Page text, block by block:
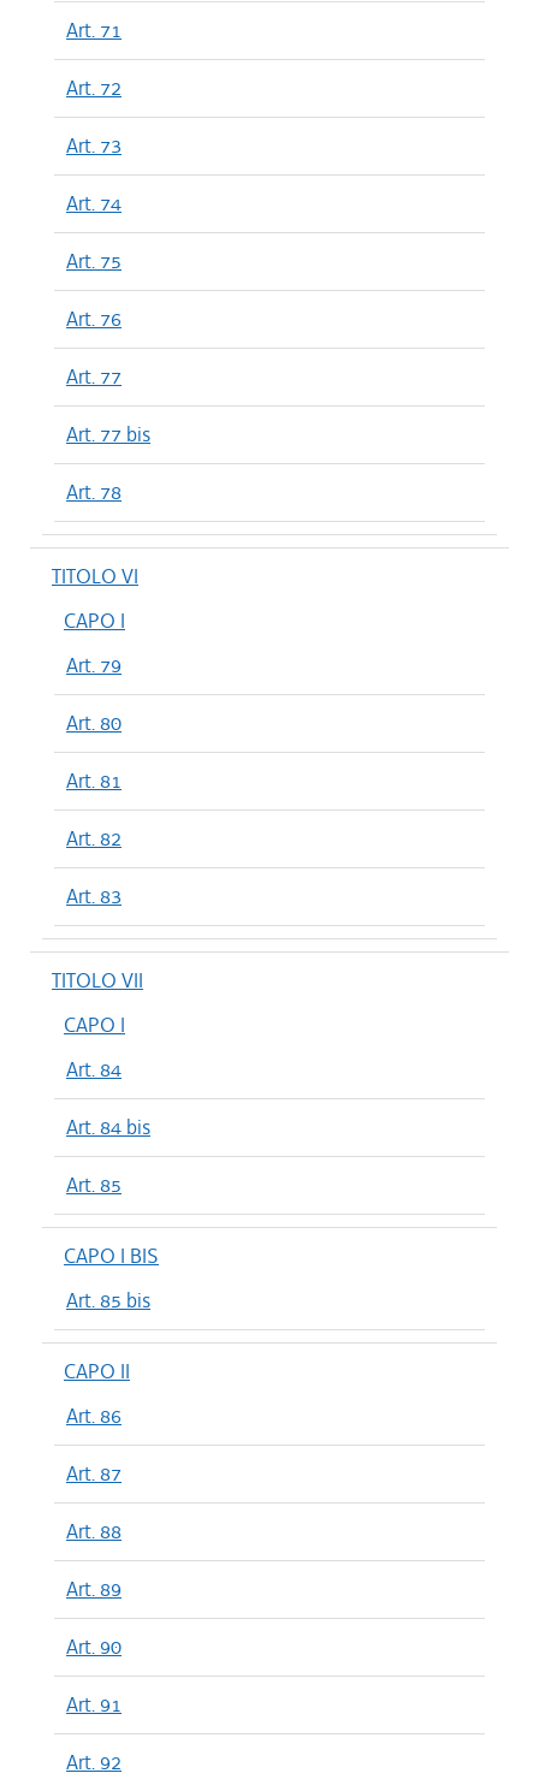
Art. 71
Art. 72
Art. 73
Art. 74
Art. 75
Art. 76
Art. 77
Art. 77 bis
Art. 78
TITOLO VI
CAPO I
Art. 79
Art. 80
Art. 81
Art. 82
Art. 83
TITOLO VII
CAPO I
Art. 84
Art. 84 bis
Art. 85
CAPO I BIS
Art. 85 bis
CAPO II
Art. 86
Art. 87
Art. 88
Art. 89
Art. 90
Art. 91
Art. 92